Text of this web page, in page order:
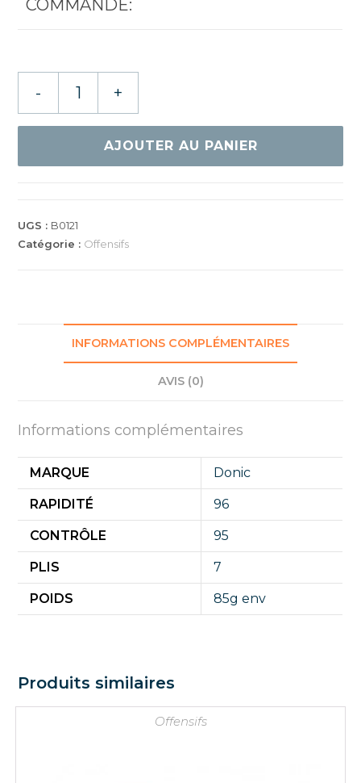
COMMANDE:
89
- +
AJOUTER AU PANIER
UGS : B0121
Catégorie : Offensifs
INFORMATIONS COMPLÉMENTAIRES
AVIS (0)
Informations complémentaires
MARQUE Donic
RAPIDITÉ 96
CONTRÔLE 95
PLIS 7
POIDS 85g env
Produits similaires
Offensifs